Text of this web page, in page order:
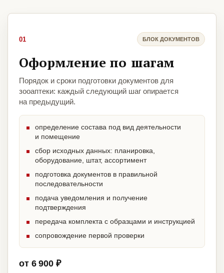
01 БЛОК ДОКУМЕНТОВ
Оформление по шагам
Порядок и сроки подготовки документов для
зооаптеки: каждый следующий шаг опирается
на предыдущий.
определение состава под вид деятельности
и помещение
сбор исходных данных: планировка,
оборудование, штат, ассортимент
подготовка документов в правильной
последовательности
подача уведомления и получение
подтверждения
передача комплекта с образцами и инструкцией
сопровождение первой проверки
от 6 900 ₽